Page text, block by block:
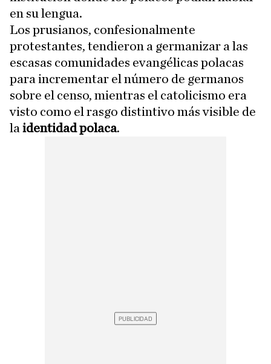
en su lengua.
Los prusianos, confesionalmente
protestantes, tendieron a germanizar a las
escasas comunidades evangélicas polacas
para incrementar el número de germanos
sobre el censo, mientras el catolicismo era
visto como el rasgo distintivo más visible de
la identidad polaca.